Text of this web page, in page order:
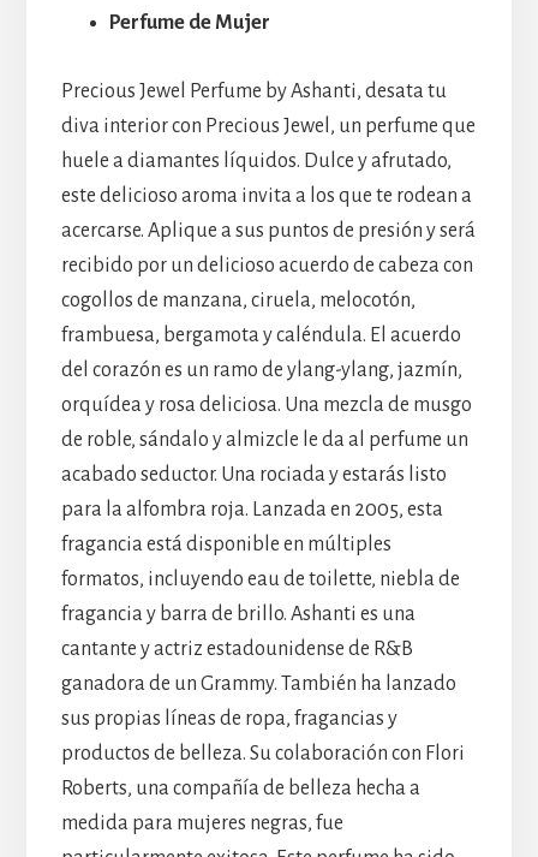
Perfume de Mujer
Precious Jewel Perfume by Ashanti, desata tu
diva interior con Precious Jewel, un perfume que
huele a diamantes líquidos. Dulce y afrutado,
este delicioso aroma invita a los que te rodean a
acercarse. Aplique a sus puntos de presión y será
recibido por un delicioso acuerdo de cabeza con
cogollos de manzana, ciruela, melocotón,
frambuesa, bergamota y caléndula. El acuerdo
del corazón es un ramo de ylang-ylang, jazmín,
orquídea y rosa deliciosa. Una mezcla de musgo
de roble, sándalo y almizcle le da al perfume un
acabado seductor. Una rociada y estarás listo
para la alfombra roja. Lanzada en 2005, esta
fragancia está disponible en múltiples
formatos, incluyendo eau de toilette, niebla de
fragancia y barra de brillo. Ashanti es una
cantante y actriz estadounidense de R&B
ganadora de un Grammy. También ha lanzado
sus propias líneas de ropa, fragancias y
productos de belleza. Su colaboración con Flori
Roberts, una compañía de belleza hecha a
medida para mujeres negras, fue